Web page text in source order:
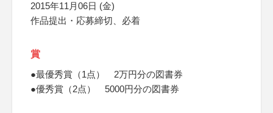
2015年11月06日 (金)
作品提出・応募締切、必着
賞
●最優秀賞（1点） 2万円分の図書券
●優秀賞（2点） 5000円分の図書券